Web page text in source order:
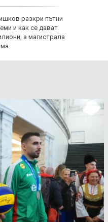
разкри пътни
и как се дават
а магистрала